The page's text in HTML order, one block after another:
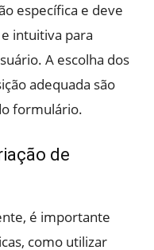
específica e deve
intuitiva para
A escolha dos
adequada são
formulário.
de
é importante
como utilizar